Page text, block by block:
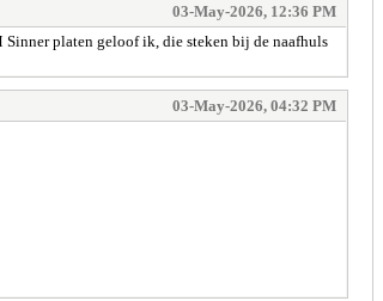
03-May-2026, 12:36 PM
platen geloof ik, die steken bij de naafhuls
03-May-2026, 04:32 PM